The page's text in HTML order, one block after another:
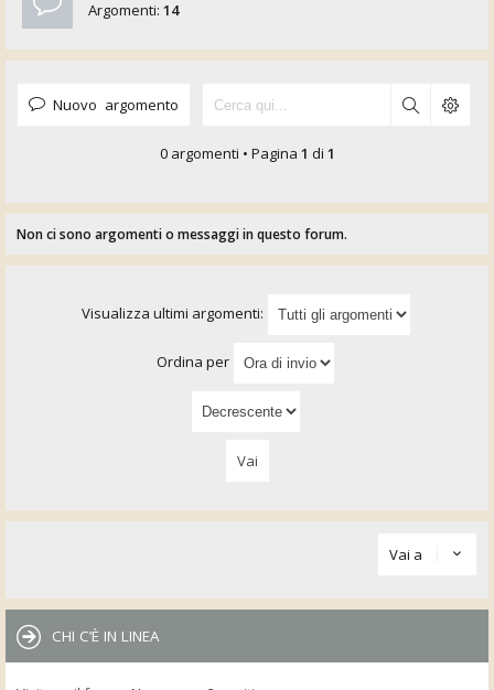
Argomenti: 14
Nuovo argomento
0 argomenti • Pagina 1 di 1
Non ci sono argomenti o messaggi in questo forum.
Visualizza ultimi argomenti:
Ordina per
Vai a
CHI C’È IN LINEA